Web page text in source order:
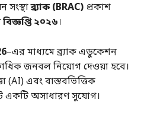
সংস্থাব্র্যাক (BRAC) প্রকাশ
২০২৬।
–এর মাধ্যমে ব্র্যাক এডুকেশন
জনবল নিয়োগ দেওয়া হবে।
(AI) এবং বাস্তবভিত্তিক
একটি অসাধারণ সুযোগ।